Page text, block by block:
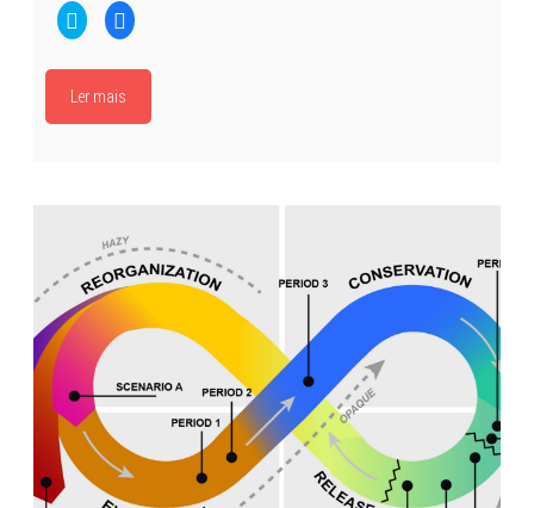
Clique
para
compartilhar
Twitter(abre
nova
Clique
para
Facebook(abre
janela)
Ler mais